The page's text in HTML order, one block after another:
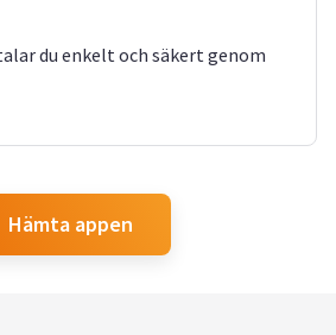
du enkelt och säkert genom
Hämta appen